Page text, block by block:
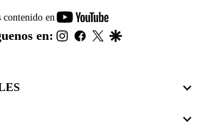
contenido en
youtube-
footer
en: instagram
facebook
twitter